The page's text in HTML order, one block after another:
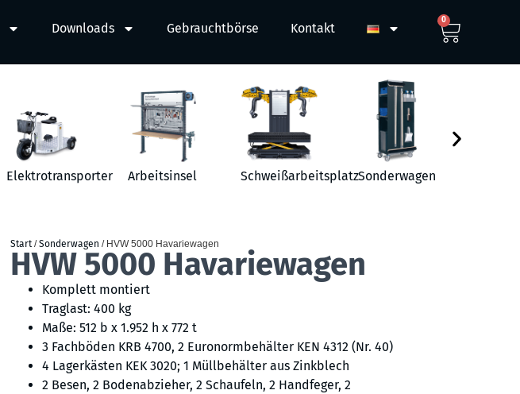
Downloads Gebrauchtbörse Kontakt
0
Elektrotransporter Arbeitsinsel SchweißarbeitsplatzSonderwagen
Start/Sonderwagen / HVW 5000 Havariewagen
HVW 5000 Havariewagen
Komplett montiert
Traglast: 400 kg
Maße: 512 b x 1.952 h x 772 t
3 Fachböden KRB 4700, 2 Euronormbehälter KEN 4312 (Nr. 40)
4 Lagerkästen KEK 3020; 1 Müllbehälter aus Zinkblech
2 Besen, 2 Bodenabzieher, 2 Schaufeln, 2 Handfeger, 2